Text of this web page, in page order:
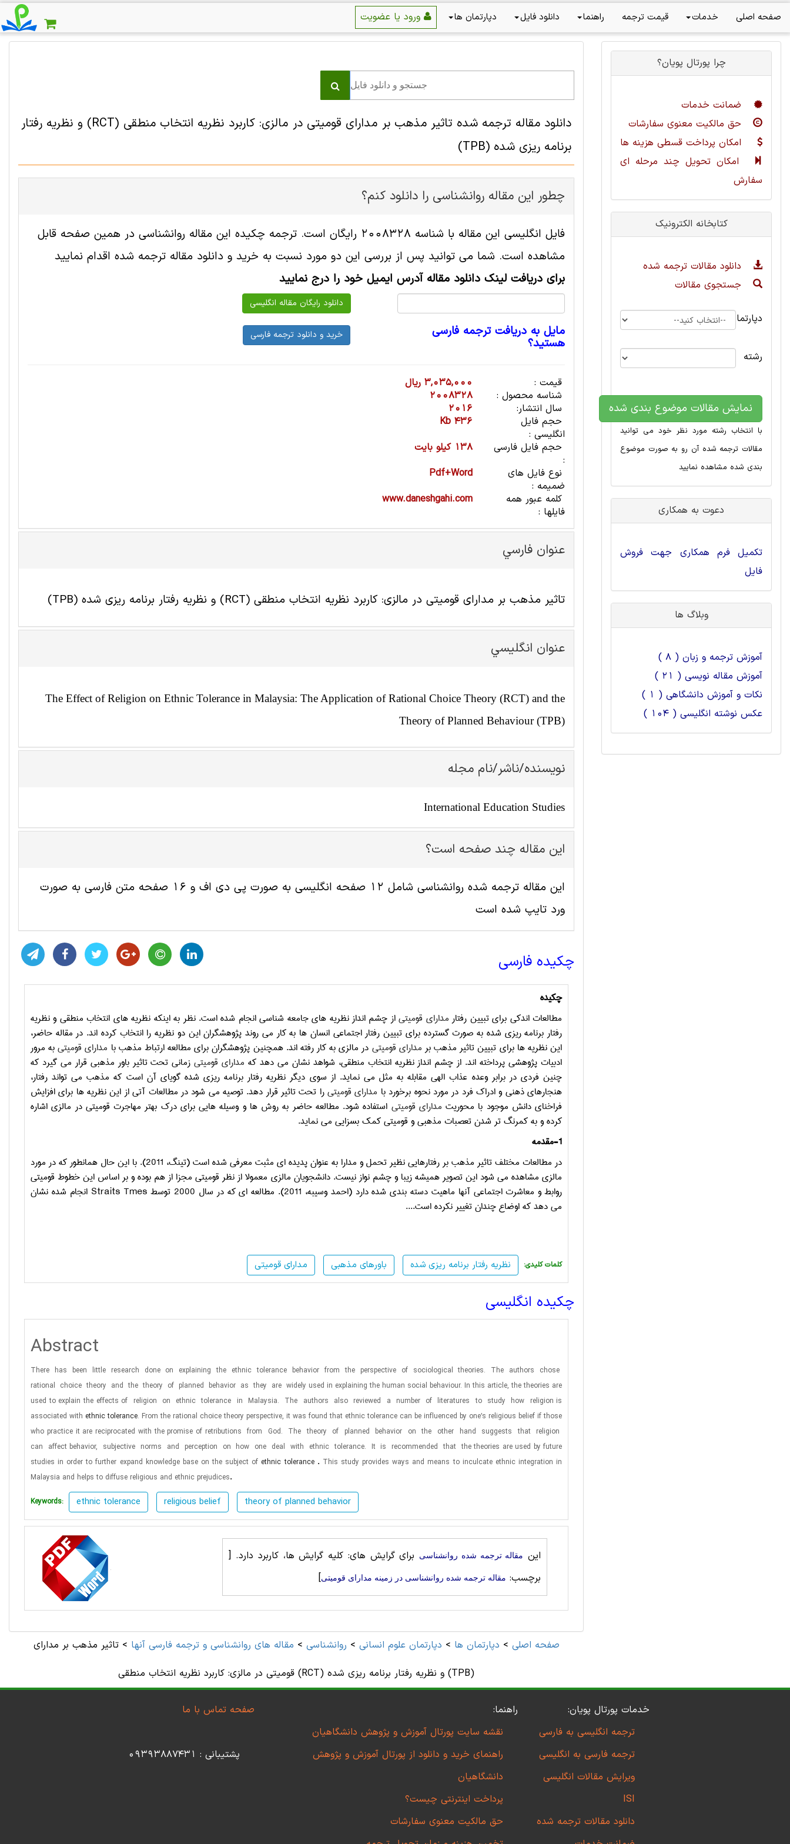
صفحه اصلی خدمات قیمت ترجمه راهنما دانلود فایل دپارتمان ها
دانلود مقاله ترجمه شده تاثیر مذهب بر مدارای قومیتی در مالزی: کاربرد نظریه انتخاب منطقی (RCT) و نظریه رفتار
برنامه ریزی شده (TPB)
چطور این مقاله روانشناسی را دانلود کنم؟
فایل انگلیسی این مقاله با شناسه 2008328 رایگان است. ترجمه چکیده این مقاله روانشناسی در همین صفحه قابل
مشاهده است. شما می توانید پس از بررسی این دو مورد نسبت به خرید و دانلود مقاله ترجمه شده اقدام نمایید
برای دریافت لینک دانلود مقاله آدرس ایمیل خود را درج نمایید
مایل به دریافت ترجمه فارسی
هستید؟
قیمت :
3,035,000 ریال
شناسه محصول :
2008328
سال انتشار:
2016
حجم فایل
انگلیسی :
436 Kb
حجم فایل فارسی
:
138 کیلو بایت
نوع فایل های
ضمیمه :
Pdf+Word
کلمه عبور همه
فایلها :
www.daneshgahi.com
عنوان فارسي
تاثیر مذهب بر مدارای قومیتی در مالزی: کاربرد نظریه انتخاب منطقی (RCT) و نظریه رفتار برنامه ریزی شده (TPB)
عنوان انگليسي
The Effect of Religion on Ethnic Tolerance in Malaysia: The Application of Rational Choice Theory (RCT) and the
Theory of Planned Behaviour (TPB)
نویسنده/ناشر/نام مجله
International Education Studies
این مقاله چند صفحه است؟
این مقاله ترجمه شده روانشناسی شامل 12 صفحه انگلیسی به صورت پی دی اف و 16 صفحه متن فارسی به صورت
ورد تایپ شده است
چکیده فارسی
چکیده
مطالعات اندکی برای تبیین رفتارمدارای قومیتیاز چشم انداز نظریه های جامعه شناسی انجام شده است. نظر به اینکه نظریه های انتخاب منطقی و نظریه
رفتار برنامه ریزی شده به صورت گسترده برای تبیین رفتار اجتماعی انسان ها به کار می روند پژوهشگران این دو نظریه را انتخاب کرده اند. در مقاله حاضر،
این نظریه ها برای تبیین تاثیر مذهب برمدارای قومیتی در مالزی به کار رفته اند. همچنین پژوهشگران برای مطالعه ارتباط مذهب با مدارای قومیتیبه مرور
ادبیات پژوهشی پرداخته اند. از چشم انداز نظریه انتخاب منطقی، شواهد نشان می دهد که مدارای قومیتیزمانی تحت تاثیر باور مذهبی قرار می گیرد که
چنین فردی در برابر وعده عذاب الهی مقابله به مثل می نماید. از سوی دیگر نظریه رفتار برنامه ریزی شده گویای آن است که مذهب می تواند رفتار،
هنجارهای ذهنی و ادراک فرد در مورد نحوه برخورد با مدارای قومیتیرا تحت تاثیر قرار دهد. توصیه می شود در مطالعات آتی از این نظریه ها برای افزایش
فراخنای دانش موجود با محوریت مدارای قومیتی استفاده شود. مطالعه حاضر به روش ها و وسیله هایی برای درک بهتر مهاجرت قومیتی در مالزی اشاره
کرده و به کمرنگ تر شدن تعصبات مذهبی و قومیتی کمک بسزایی می نماید.
1-مقدمه
در مطالعات مختلف تاثیر مذهب بر رفتارهایی نظیر تحمل و مدارا به عنوان پدیده ای مثبت معرفی شده است (تینگ، 2011). با این حال همانطور که در مورد
مالزی مشاهده می شود این تصویر همیشه زیبا و چشم نواز نیست. دانشجویان مالزی معمولا از نظر قومیتی مجزا از هم بوده و بر اساس این خطوط قومیتی
روابط و معاشرت اجتماعی آنها ماهیت دسته بندی شده دارد (احمد وسیبه، 2011). مطالعه ای که در سال 2000 توسط
Straits Tmes انجام شده نشان
می دهد که اوضاع چندان تغییر نکرده است....
مدارای قومیتی باورهای مذهبی نظریه رفتار برنامه ریزی شده :کلمات کلیدی
چکیده انگلیسی
Abstract
There has been little research done on explaining the ethnic tolerance behavior from the perspective of sociological theories. The authors
chose
rational choice theory and the theory of planned behavior as they are widely used in explaining the human social behaviour. In this article, the theories are
used to explain the effects of religion on ethnic tolerance in Malaysia. The authors also reviewed a number of literatures to study how
religion is
associated with ethnic tolerance. From the rational choice theory perspective, it was found that ethnic tolerance can be influenced by one’s religious belief if those
who practice it are reciprocated with the promise of retributions from God. The theory of planned behavior on the other hand suggests that
religion
can
affect behavior, subjective norms and perception on how one deal with ethnic tolerance. It is recommended that the theories are used by future
studies in order to further expand knowledge base on the subject ofethnic tolerance. This study provides ways and means to inculcate ethnic integration in
Malaysia and helps to diffuse religious and ethnic prejudices.
Keywords: ethnic tolerance religious belief theory of planned behavior
این مقاله ترجمه شده روانشناسی برای گرایش های: کلیه گرایش ها، کاربرد دارد. [
برچسب: مقاله ترجمه شده روانشناسی در زمینه مدارای قومیتی]
صفحه اصلی > دپارتمان ها > دپارتمان علوم انسانی > روانشناسی > مقاله های روانشناسی و ترجمه فارسی آنها >تاثیر مذهب بر مدارای
قومیتی در مالزی: کاربرد نظریه انتخاب منطقی (RCT) و نظریه رفتار برنامه ریزی شده (TPB)
چرا پورتال پویان؟
ضمانت خدمات
حق مالکیت معنوی سفارشات
امکان پرداخت قسطی هزینه ها
امکان تحویل چند مرحله ای
سفارش
کتابخانه الکترونیک
دانلود مقالات ترجمه شده
جستجوی مقالات
دپارتمان
رشته
نمایش مقالات موضوع بندی شده
با انتخاب رشته مورد نظر خود می توانید
مقالات ترجمه شده آن رو به صورت موضوع
بندی شده مشاهده نمایید
دعوت به همکاری
تکمیل فرم همکاری جهت فروش
فایل
وبلاگ ها
آموزش ترجمه و زبان ( 8 )
آموزش مقاله نویسی ( 21 )
نکات و آموزش دانشگاهی ( 1 )
عکس نوشته انگلیسی ( 104 )
خدمات پورتال پویان:
ترجمه انگلیسی به فارسی
ترجمه فارسی به انگلیسی
ویرایش مقالات انگلیسی
ISI
دانلود مقالات ترجمه شده
راهنما:
نقشه سایت پورتال آموزش و پژوهش دانشگاهیان
راهنمای خرید و دانلود از پورتال آموزش و پژوهش
دانشگاهیان
پرداخت اینترنتی چیست؟
حق مالکیت معنوی سفارشات
صفحه تماس با ما
پشتیبانی : 09393887431